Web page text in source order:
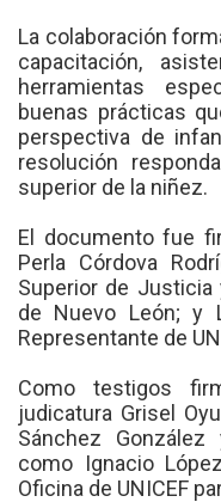
La colaboración
capacitación,
herramientas
buenas prácticas
perspectiva de
resolución
superior de la niñez.
El documento fue
Perla Córdova
Superior de
de Nuevo León; y
Representante de
Como testigos
judicatura Grisel
Sánchez
como Ignacio
Oficina de UNICEF